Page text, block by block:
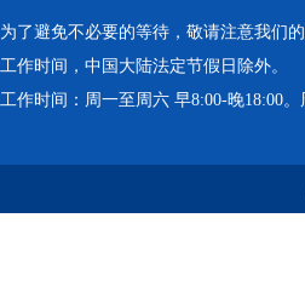
为了避免不必要的等待，敬请注意我们
工作时间，中国大陆法定节假日除外。
工作时间：周一至周六 早8:00-晚18:00。